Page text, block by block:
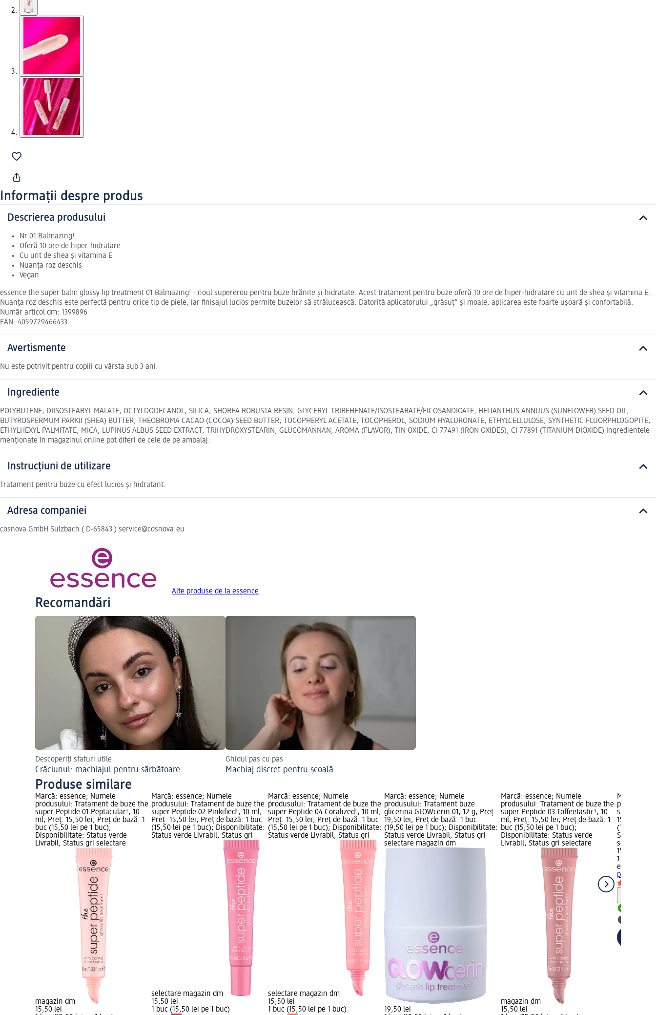
Informații despre produs
Descrierea produsului
Nr.01 Balmazing!
Oferă 10 ore de hiper-hidratare
Cu unt de shea și vitamina E
Nuanța roz deschis
Vegan
essence the super balm glossy lip treatment 01 Balmazing! - noul supererou pentru buze hrănite și hidratate. Acest tratament pentru buze oferă 10 ore de hiper-hidratare cu unt de shea și vitamina E.
Nuanța roz deschis este perfectă pentru orice tip de piele, iar finisajul lucios permite buzelor să strălucească. Datorită aplicatorului „grăsuț” și moale, aplicarea este foarte ușoară și confortabilă.
Număr articol dm: 1399896
EAN: 4059729466433
Avertismente
Nu este potrivit pentru copiii cu vârsta sub 3 ani.
Ingrediente
POLYBUTENE, DIISOSTEARYL MALATE, OCTYLDODECANOL, SILICA, SHOREA ROBUSTA RESIN, GLYCERYL TRIBEHENATE/ISOSTEARATE/EICOSANDIOATE, HELIANTHUS ANNUUS (SUNFLOWER) SEED OIL,
BUTYROSPERMUM PARKII (SHEA) BUTTER, THEOBROMA CACAO (COCOA) SEED BUTTER, TOCOPHERYL ACETATE, TOCOPHEROL, SODIUM HYALURONATE, ETHYLCELLULOSE, SYNTHETIC FLUORPHLOGOPITE,
ETHYLHEXYL PALMITATE, MICA, LUPINUS ALBUS SEED EXTRACT, TRIHYDROXYSTEARIN, GLUCOMANNAN, AROMA (FLAVOR), TIN OXIDE, CI 77491 (IRON OXIDES), CI 77891 (TITANIUM DIOXIDE) Ingredientele
menționate în magazinul online pot diferi de cele de pe ambalaj.
Instrucțiuni de utilizare
Tratament pentru buze cu efect lucios și hidratant.
Adresa companiei
cosnova GmbH Sulzbach ( D-65843 ) service@cosnova.eu
Alte produse de la essence
Recomandări
Descoperiți sfaturi utile
Crăciunul: machiajul pentru sărbătoare
Ghidul pas cu pas
Machiaj discret pentru școală
Produse similare
Marcă: essence; Numele
produsului: Tratament de buze the
super Peptide 01 Peptacular!, 10
ml; Preț: 15,50 lei; Preț de bază: 1
buc (15,50 lei pe 1 buc);
Disponibilitate: Status verde
Livrabil, Status gri selectare
magazin dm
15,50 lei
Marcă: essence; Numele
produsului: Tratament de buze the
super Peptide 02 Pinkified!, 10 ml;
Preț: 15,50 lei; Preț de bază: 1 buc
(15,50 lei pe 1 buc); Disponibilitate:
Status verde Livrabil, Status gri
selectare magazin dm
15,50 lei
1 buc (15,50 lei pe 1 buc)
Marcă: essence; Numele
produsului: Tratament de buze the
super Peptide 04 Coralized!, 10 ml;
Preț: 15,50 lei; Preț de bază: 1 buc
(15,50 lei pe 1 buc); Disponibilitate:
Status verde Livrabil, Status gri
selectare magazin dm
15,50 lei
1 buc (15,50 lei pe 1 buc)
Marcă: essence; Numele
produsului: Tratament buze
glicerina GLOWcerin 01, 12 g; Preț:
19,50 lei; Preț de bază: 1 buc
(19,50 lei pe 1 buc); Disponibilitate:
Status verde Livrabil, Status gri
selectare magazin dm
19,50 lei
Marcă: essence; Numele
produsului: Tratament de buze the
super Peptide 03 Toffeetastic!, 10
ml; Preț: 15,50 lei; Preț de bază: 1
buc (15,50 lei pe 1 buc);
Disponibilitate: Status verde
Livrabil, Status gri selectare
magazin dm
15,50 lei
Marcă:
super
15,50 lei;
(15,50 lei
Status
selectare
15,50 lei
1 buc
essence
peptide 07,